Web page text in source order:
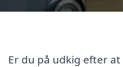
Er du på udkig efter at